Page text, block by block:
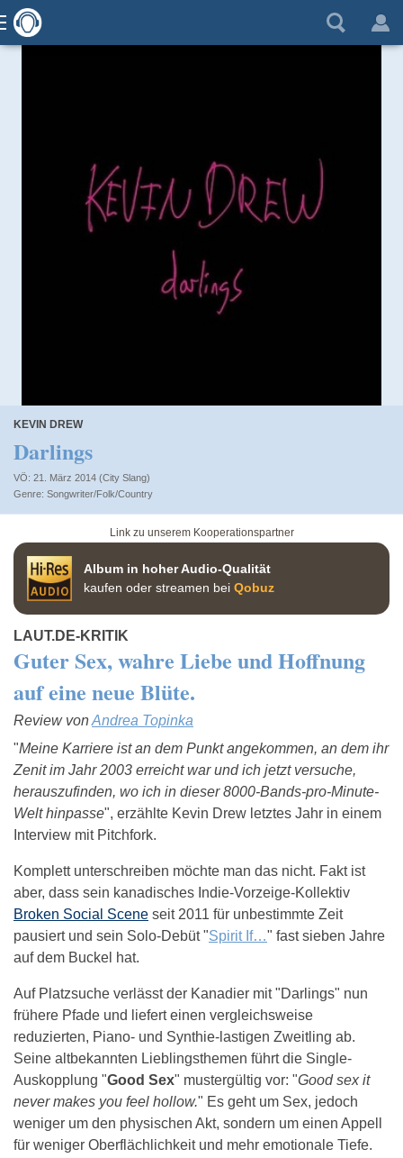
KEVIN DREW
Darlings
VÖ: 21. März 2014 (City Slang)
Songwriter/Folk/Country
Link zu unserem Kooperationspartner
Album in hoher Audio-Qualität
kaufen oder streamen bei Qobuz
LAUT.DE-KRITIK
Guter Sex, wahre Liebe und Hoffnung
auf eine neue Blüte.
Review vonAndrea Topinka
"Meine Karriere ist an dem Punkt angekommen, an dem ihr
Zenit im Jahr 2003 erreicht war und ich jetzt versuche,
herauszufinden, wo ich in dieser 8000-Bands-pro-Minute-
Welt hinpasse", erzählte Kevin Drew letztes Jahr in einem
Interview mit Pitchfork.
Komplett unterschreiben möchte man das nicht. Fakt ist
aber, dass sein kanadisches Indie-Vorzeige-Kollektiv
Broken Social Scene seit 2011 für unbestimmte Zeit
pausiert und sein Solo-Debüt "Spirit If…" fast sieben Jahre
auf dem Buckel hat.
Auf Platzsuche verlässt der Kanadier mit "Darlings" nun
frühere Pfade und liefert einen vergleichsweise
reduzierten, Piano- und Synthie-lastigen Zweitling ab.
Seine altbekannten Lieblingsthemen führt die Single-
Auskopplung "Good Sex" mustergültig vor: "Good sex it
never makes you feel hollow." Es geht um Sex, jedoch
weniger um den physischen Akt, sondern um einen Appell
für weniger Oberflächlichkeit und mehr emotionale Tiefe.